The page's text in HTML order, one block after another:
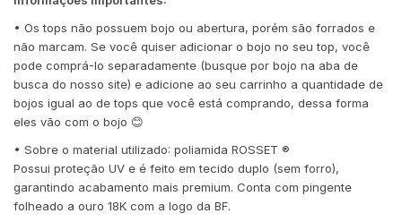
• Os tops não possuem bojo ou abertura, porém são forrados e
não marcam. Se você quiser adicionar o bojo no seu top, você
pode comprá-lo separadamente (busque por bojo na aba de
busca do nosso site) e adicione ao seu carrinho a quantidade de
bojos igual ao de tops que você está comprando, dessa forma
eles vão com o bojo 😊
• Sobre o material utilizado: poliamida ROSSET ®️
Possui proteção UV e é feito em tecido duplo (sem forro),
garantindo acabamento mais premium. Conta com pingente
folheado a ouro 18K com a logo da BF.